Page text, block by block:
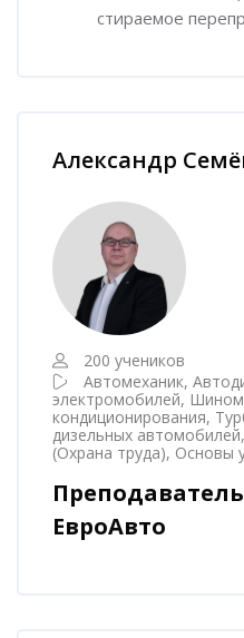
стираемое
Александр
200 учеников
Автомеханик,
электромобилей,
кондиционирования,
дизельных
(Охрана труда), Основы
ЕвроАвто